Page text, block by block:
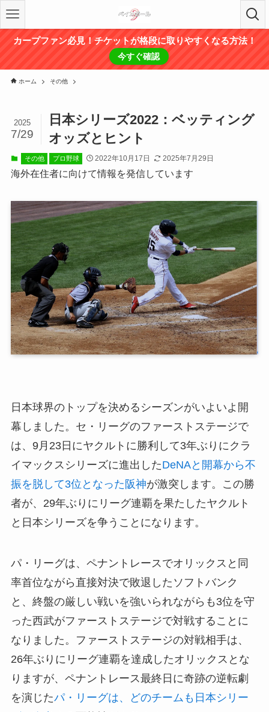
カープファン必見！チケットが格段に取りやすくなる方法！
今すぐ確認
ホーム その他
日本シリーズ2022：ベッティング
オッズとヒント
2025
7/29
その他 プロ野球 2022年10月17日 2025年7月29日
海外在住者に向けて情報を発信しています
日本球界のトップを決めるシーズンがいよいよ開
幕しました。セ・リーグのファーストステージで
は、9月23日にヤクルトに勝利して3年ぶりにクラ
イマックスシリーズに進出したDeNAと開幕から不
振を脱して3位となった阪神が激突します。この勝
者が、29年ぶりにリーグ連覇を果たしたヤクルト
と日本シリーズを争うことになります。
パ・リーグは、ペナントレースでオリックスと同
率首位ながら直接対決で敗退したソフトバンク
と、終盤の厳しい戦いを強いられながらも3位を守
った西武がファーストステージで対戦することに
なりました。ファーストステージの対戦相手は、
26年ぶりにリーグ連覇を達成したオリックスとな
りますが、ペナントレース最終日に奇跡の逆転劇
を演じたパ・リーグは、どのチームも日本シリー